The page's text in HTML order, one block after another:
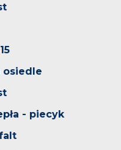
osiedle
- piecyk